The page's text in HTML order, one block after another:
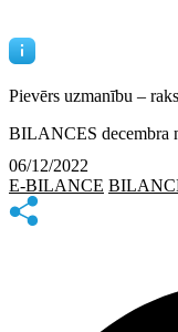
Pievērs uzmanību –
BILANCES decembra
06/12/2022
E-BILANCE